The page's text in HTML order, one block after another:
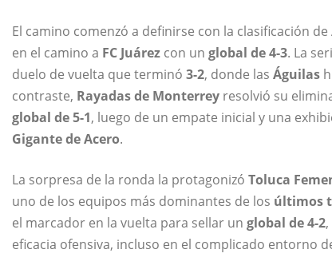
El camino comenzó a definirse con la clasificación de
en el camino a FC Juárez con un global de 4-3. La
duelo de vuelta que terminó 3-2, donde las Águilas
contraste, Rayadas de Monterrey resolvió su
global de 5-1, luego de un empate inicial y una
Gigante de Acero.
La sorpresa de la ronda la protagonizó Toluca
uno de los equipos más dominantes de los últimos
el marcador en la vuelta para sellar un global de 4-2
eficacia ofensiva, incluso en el complicado entorno